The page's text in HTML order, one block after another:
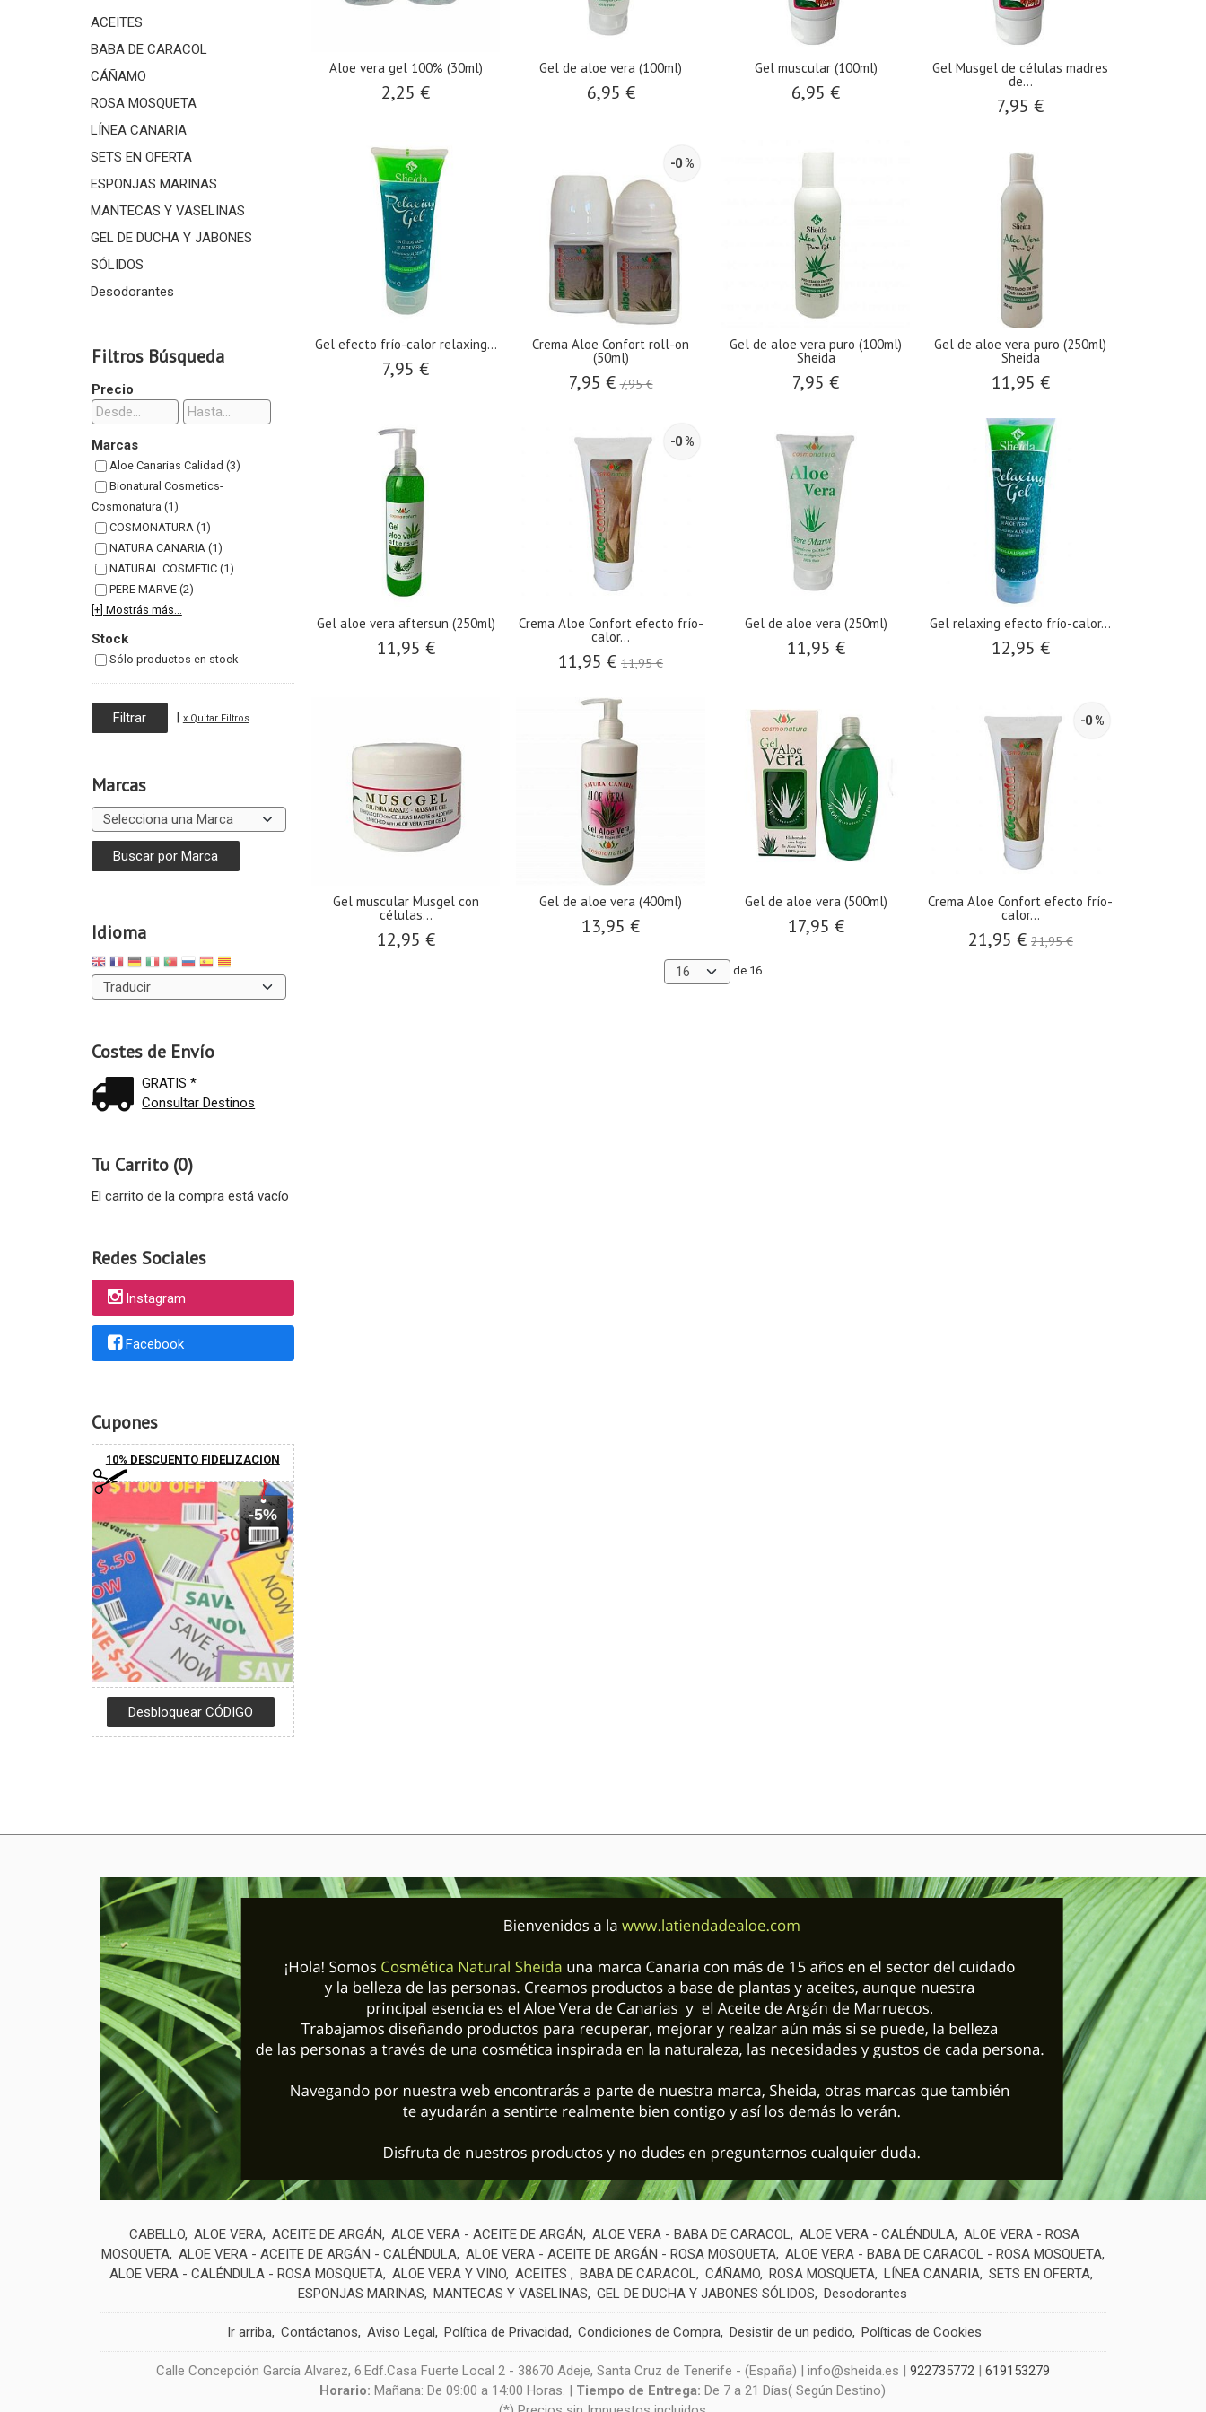
ACEITES
BABA DE CARACOL
CÁÑAMO
ROSA MOSQUETA
LÍNEA CANARIA
SETS EN OFERTA
ESPONJAS MARINAS
MANTECAS Y VASELINAS
GEL DE DUCHA Y JABONES
SÓLIDOS
Desodorantes
Filtros Búsqueda
Precio
Marcas
Aloe Canarias Calidad (3)
Bionatural Cosmetics-
Cosmonatura (1)
COSMONATURA (1)
NATURA CANARIA (1)
NATURAL COSMETIC (1)
PERE MARVE (2)
[+] Mostrás más...
Stock
Sólo productos en stock
| x Quitar Filtros
Marcas
Idioma
Costes de Envío
GRATIS *
Consultar Destinos
Tu Carrito (0)
El carrito de la compra está vacío
Redes Sociales
Instagram
Facebook
Cupones
10% DESCUENTO FIDELIZACION
-5%
Aloe vera gel 100% (30ml)
2,25 €
Gel de aloe vera (100ml)
6,95 €
Gel muscular (100ml)
6,95 €
Gel Musgel de células madres
de...
7,95 €
Gel efecto frío-calor relaxing...
7,95 €
-0 %
Crema Aloe Confort roll-on
(50ml)
7,95 €7,95 €
Gel de aloe vera puro (100ml)
Sheida
7,95 €
Gel de aloe vera puro (250ml)
Sheida
11,95 €
Gel aloe vera aftersun (250ml)
11,95 €
-0 %
Crema Aloe Confort efecto frío-
calor...
11,95 €11,95 €
Gel de aloe vera (250ml)
11,95 €
Gel relaxing efecto frío-calor...
12,95 €
Gel muscular Musgel con
células...
12,95 €
Gel de aloe vera (400ml)
13,95 €
Gel de aloe vera (500ml)
17,95 €
-0 %
Crema Aloe Confort efecto frío-
calor...
21,95 € 21,95 €
de 16
CABELLO ALOE VERA ACEITE DE ARGÁN ALOE VERA - ACEITE DE ARGÁN ALOE VERA - BABA DE CARACOL ALOE VERA - CALÉNDULA ALOE VERA - ROSA
MOSQUETA ALOE VERA - ACEITE DE ARGÁN - CALÉNDULA ALOE VERA - ACEITE DE ARGÁN - ROSA MOSQUETA ALOE VERA - BABA DE CARACOL - ROSA MOSQUETA
ALOE VERA - CALÉNDULA - ROSA MOSQUETA ALOE VERA Y VINO ACEITES BABA DE CARACOL CÁÑAMO ROSA MOSQUETA LÍNEA CANARIA SETS EN OFERTA
ESPONJAS MARINAS MANTECAS Y VASELINAS GEL DE DUCHA Y JABONES SÓLIDOS Desodorantes
Ir arriba Contáctanos Aviso Legal Política de Privacidad Condiciones de Compra Desistir de un pedido Políticas de Cookies
Calle Concepción García Alvarez, 6.Edf.Casa Fuerte Local 2 - 38670 Adeje, Santa Cruz de Tenerife - (España) | info@sheida.es | 922735772| 619153279
Horario:Mañana: De 09:00 a 14:00 Horas. | Tiempo de Entrega:De 7 a 21 Días( Según Destino)